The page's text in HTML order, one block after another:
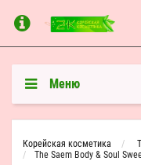
Меню
Корейская косметика
The Saem Body & Soul